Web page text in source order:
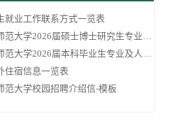
就业工作联系方式一览表
大学2026届硕士博士研究生专业及人数一览表
大学2026届本科毕业生专业及人数一览表
住宿信息一览表
范大学校园招聘介绍信-模板